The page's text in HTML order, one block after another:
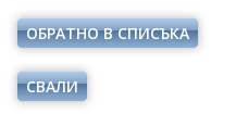
СТРУКТУРА
ОДИТЕН КОМИТЕТ
БЮДЖЕТ
ЗАКОНИ
ОБРАТНО В СПИСЪКА
СВАЛИ